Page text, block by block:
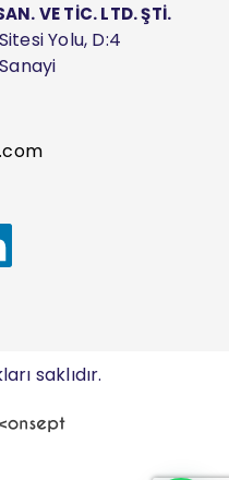
VE TİC. LTD. ŞTİ.
Yolu, D:4
saklıdır.